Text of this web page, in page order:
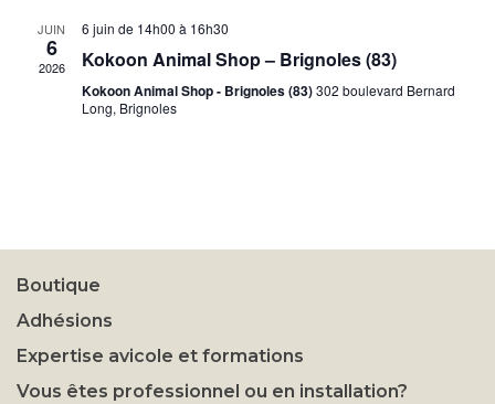
JUIN
6
2026
6 juin de 14h00 à 16h30
Kokoon Animal Shop – Brignoles (83)
Kokoon Animal Shop - Brignoles (83)302 boulevard Bernard
Long, Brignoles
Boutique
Adhésions
Expertise avicole et formations
Vous êtes professionnel ou en installation?